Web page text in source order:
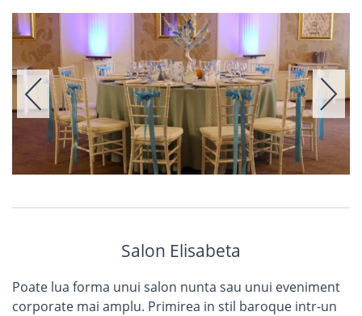
Salon Elisabeta
Poate lua forma unui salon nunta sau unui eveniment
corporate mai amplu. Primirea in stil baroque intr-un